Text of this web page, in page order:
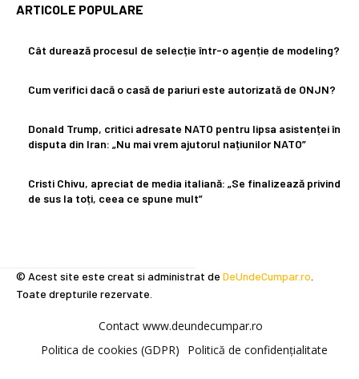
ARTICOLE POPULARE
Cât durează procesul de selecție într-o agenție de modeling?
Cum verifici dacă o casă de pariuri este autorizată de ONJN?
Donald Trump, critici adresate NATO pentru lipsa asistenței în
disputa din Iran: „Nu mai vrem ajutorul națiunilor NATO”
Cristi Chivu, apreciat de media italiană: „Se finalizează privind
de sus la toți, ceea ce spune mult”
© Acest site este creat si administrat de DeUndeCumpar.ro
Toate drepturile rezervate.
Contact www.deundecumpar.ro
Politica de cookies (GDPR)
Politică de confidențialitate